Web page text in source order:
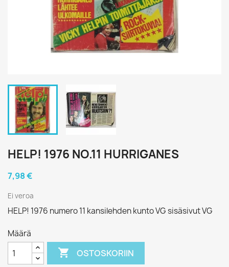
HELP! 1976 NO.11 HURRIGANES
7,98 €
Ei veroa
HELP! 1976 numero 11 kansilehden kunto VG sisäsivut VG
Määrä
 OSTOSKORIIN